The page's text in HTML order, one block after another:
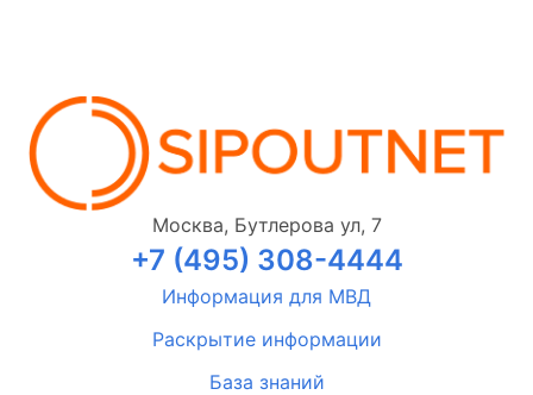
Москва, Бутлерова ул, 7
+7 (495) 308-4444
Информация для МВД
Раскрытие информации
База знаний